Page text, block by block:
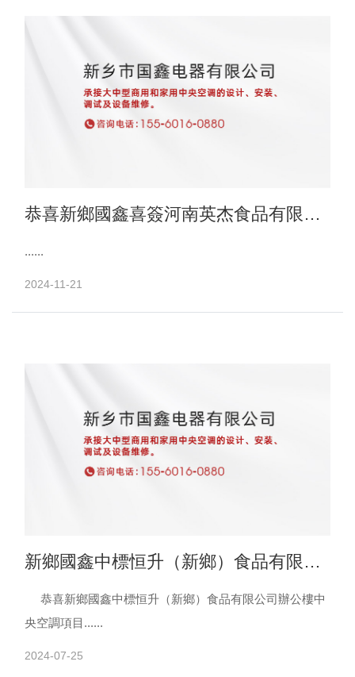
恭喜新鄉國鑫喜簽河南英杰食品有限公
......
2024-11-21
新鄉國鑫中標恒升（新鄉）食品有限公
司辦公樓中央空調項目
恭喜新鄉國鑫中標恒升（新鄉）食品有限公司辦公樓中
央空調項目......
2024-07-25